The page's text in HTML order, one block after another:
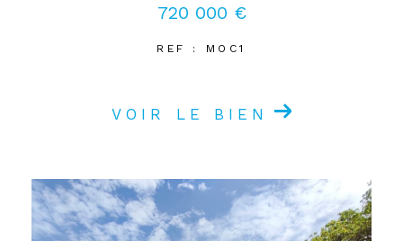
720 000 €
REF : MOC1
VOIR LE BIEN